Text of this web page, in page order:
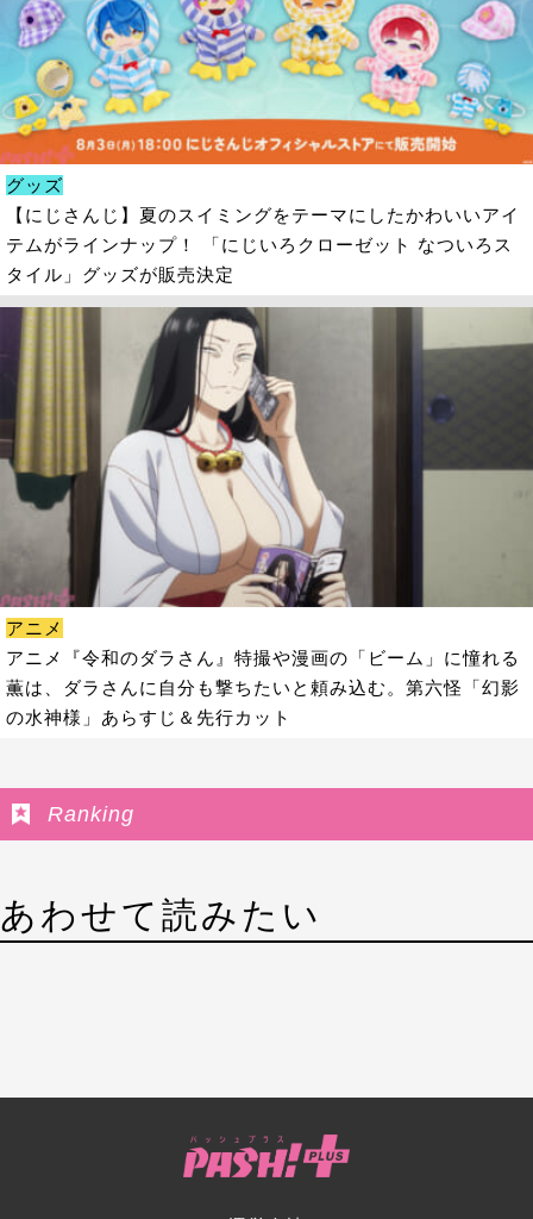
グッズ
【にじさんじ】夏のスイミングをテーマにしたかわいいアイ
テムがラインナップ！ 「にじいろクローゼット なついろス
タイル」グッズが販売決定
アニメ
アニメ『令和のダラさん』特撮や漫画の「ビーム」に憧れる
薫は、ダラさんに自分も撃ちたいと頼み込む。第六怪「幻影
の水神様」あらすじ＆先行カット
Ranking
あわせて読みたい